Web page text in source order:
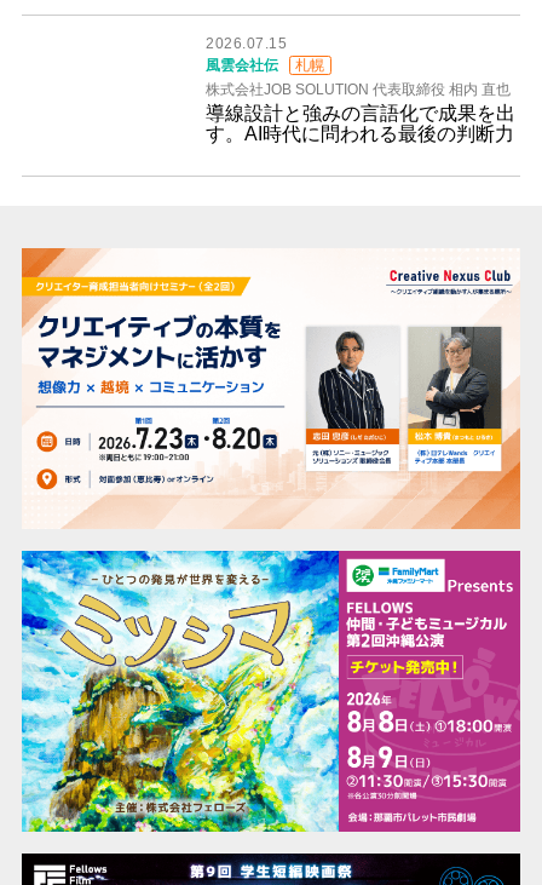
2026.07.15
風雲会社伝
札幌
株式会社JOB SOLUTION 代表取締役 相内 直也
導線設計と強みの言語化で成果を出
す。AI時代に問われる最後の判断力